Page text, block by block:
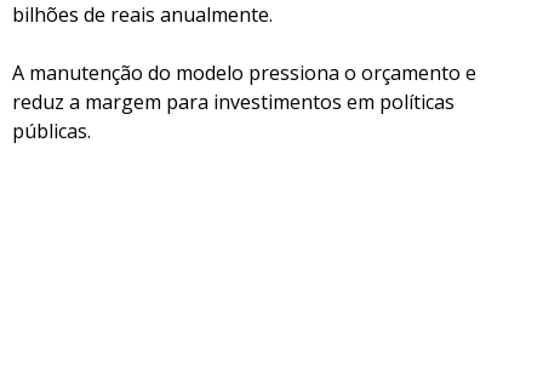
bilhões de reais anualmente.
A manutenção do modelo pressiona o orçamento e
reduz a margem para investimentos em políticas
públicas.